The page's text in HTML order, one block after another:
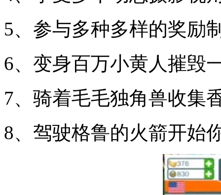
5、参与多种多样的奖励
6、变身百万小黄人摧毁
7、骑着毛毛独角兽收集
8、驾驶格鲁的火箭开始